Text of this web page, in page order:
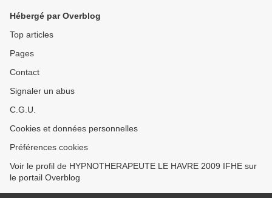
Hébergé par Overblog
Top articles
Pages
Contact
Signaler un abus
C.G.U.
Cookies et données personnelles
Préférences cookies
Voir le profil de HYPNOTHERAPEUTE LE HAVRE 2009 IFHE sur
le portail Overblog